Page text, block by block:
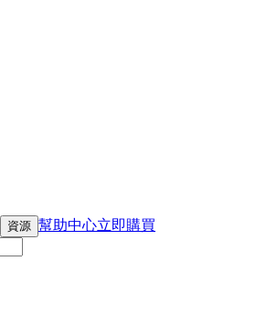
資源 幫助中心立即購買